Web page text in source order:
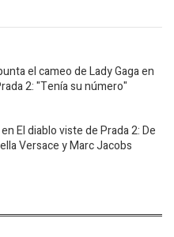
el cameo de Lady Gaga en
2: "Tenía su número"
El diablo viste de Prada 2: De
Versace y Marc Jacobs